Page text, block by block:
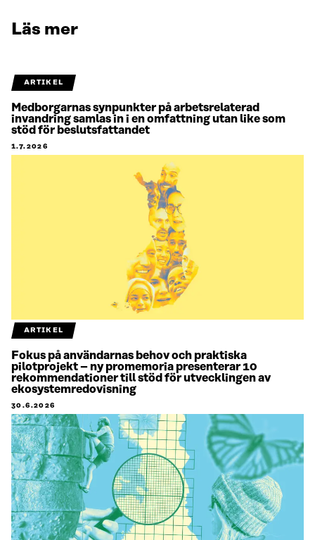
Läs mer
ARTIKEL
Medborgarnas synpunkter på arbetsrelaterad
invandring samlas in i en omfattning utan like som
stöd för beslutsfattandet
1.7.2026
ARTIKEL
Fokus på användarnas behov och praktiska
pilotprojekt – ny promemoria presenterar 10
rekommendationer till stöd för utvecklingen av
ekosystemredovisning
30.6.2026